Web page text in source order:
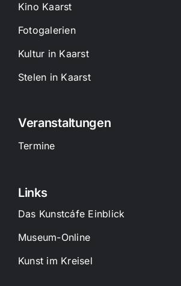
Kino Kaarst
Fotogalerien
Kultur in Kaarst
Stelen in Kaarst
Veranstaltungen
Termine
Links
Das Kunstcáfe Einblick
Museum-Online
Kunst im Kreisel